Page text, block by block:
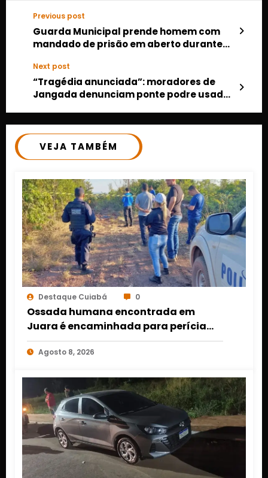
Previous post
Guarda Municipal prende homem com
mandado de prisão em aberto durante
Next post
“Tragédia anunciada”: moradores de
Jangada denunciam ponte podre usada
VEJA TAMBÉM
Destaque Cuiabá 0
Ossada humana encontrada em
Juara é encaminhada para perícia
em Cuiabá; identidade da vítima
segue desconhecida
Agosto 8, 2026